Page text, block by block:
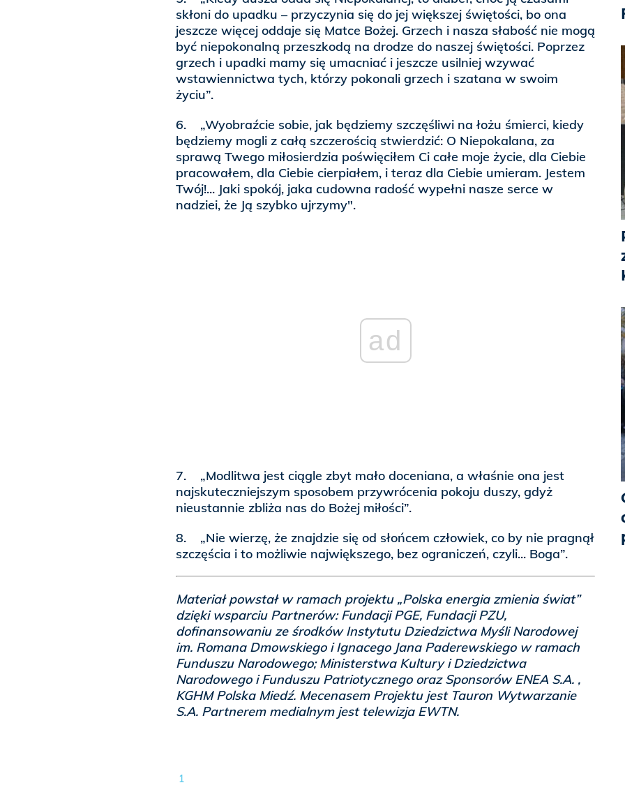
skłoni do upadku – przyczynia się do jej większej świętości, bo ona
jeszcze więcej oddaje się Matce Bożej. Grzech i nasza słabość nie mogą
być niepokonalną przeszkodą na drodze do naszej świętości. Poprzez
grzech i upadki mamy się umacniać i jeszcze usilniej wzywać
wstawiennictwa tych, którzy pokonali grzech i szatana w swoim
życiu”.
6. „Wyobraźcie sobie, jak będziemy szczęśliwi na łożu śmierci, kiedy
będziemy mogli z całą szczerością stwierdzić: O Niepokalana, za
sprawą Twego miłosierdzia poświęciłem Ci całe moje życie, dla Ciebie
pracowałem, dla Ciebie cierpiałem, i teraz dla Ciebie umieram. Jestem
Twój!... Jaki spokój, jaka cudowna radość wypełni nasze serce w
nadziei, że Ją szybko ujrzymy".
ad
7. „Modlitwa jest ciągle zbyt mało doceniana, a właśnie ona jest
najskuteczniejszym sposobem przywrócenia pokoju duszy, gdyż
nieustannie zbliża nas do Bożej miłości”.
8. „Nie wierzę, że znajdzie się od słońcem człowiek, co by nie pragnął
szczęścia i to możliwie największego, bez ograniczeń, czyli... Boga”.
Materiał powstał w ramach projektu „Polska energia zmienia świat”
dzięki wsparciu Partnerów: Fundacji PGE, Fundacji PZU,
dofinansowaniu ze środków Instytutu Dziedzictwa Myśli Narodowej
im. Romana Dmowskiego i Ignacego Jana Paderewskiego w ramach
Funduszu Narodowego; Ministerstwa Kultury i Dziedzictwa
Narodowego i Funduszu Patriotycznego oraz Sponsorów ENEA S.A. ,
KGHM Polska Miedź. Mecenasem Projektu jest Tauron Wytwarzanie
S.A. Partnerem medialnym jest telewizja EWTN.
1